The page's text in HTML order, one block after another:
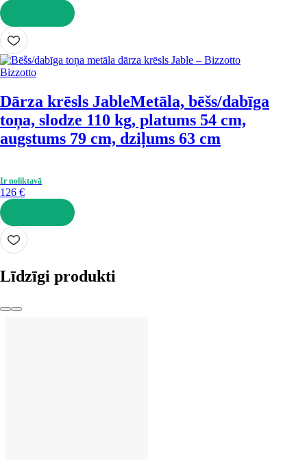
LIKT GROZĀ
Bizzotto
Dārza krēsls JableMetāla, bēšs/dabīga
toņa, slodze 110 kg, platums 54 cm,
augstums 79 cm, dziļums 63 cm
Ir noliktavā
126 €
LIKT GROZĀ
Līdzīgi produkti